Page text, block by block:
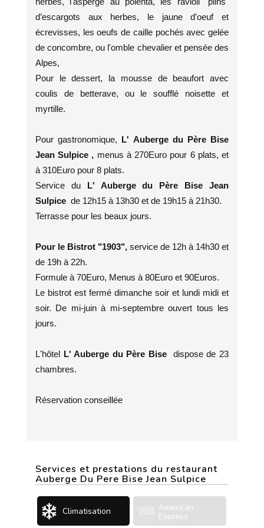
d’escargots aux herbes, le jaune d'oeuf et
écrevisses, les oeufs de caille pochés avec gelée
de concombre, ou l'omble chevalier et pensée des
Alpes,
Pour le dessert, la mousse de beaufort avec
coulis de betterave, ou le soufflé noisette et
myrtille.
Pour gastronomique, L' Auberge du Père Bise
Jean Sulpice , menus à 270Euro pour 6 plats, et
à 310Euro pour 8 plats.
Service du L' Auberge du Père Bise Jean
Sulpice de 12h15 à 13h30 et de 19h15 à 21h30.
Terrasse pour les beaux jours.
Pour le Bistrot "1903", service de 12h à 14h30 et
de 19h à 22h.
Formule à 70Euro, Menus à 80Euro et 90Euros.
Le bistrot est fermé dimanche soir et lundi midi et
soir. De mi-juin à mi-septembre ouvert tous les
jours.
L'hôtel L' Auberge du Père Bise dispose de 23
chambres.
Réservation conseillée
Services et prestations du restaurant
Auberge Du Pere Bise Jean Sulpice
Climatisation American
Express